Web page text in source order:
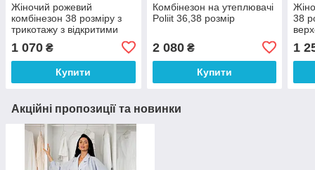
Жіночий рожевий
комбінезон 38 розміру з
трикотажу з відкритими
1 070 ₴
Купити
Комбінезон на утеплювачі
Poliit 36,38 розмір
2 080₴
Купити
38
1
Акційні пропозиції та новинки